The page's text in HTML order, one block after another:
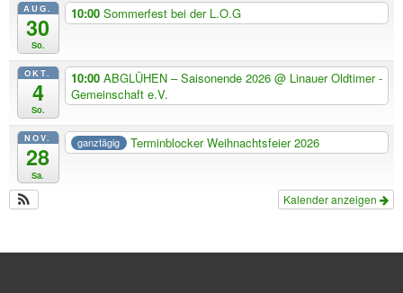
AUG.
30
So.
10:00 Sommerfest bei der L.O.G
OKT.
4
So.
10:00 ABGLÜHEN – Saisonende 2026 @ Linauer Oldtimer -
Gemeinschaft e.V.
NOV.
28
Sa.
ganztägig Terminblocker Weihnachtsfeier 2026
Kalender anzeigen